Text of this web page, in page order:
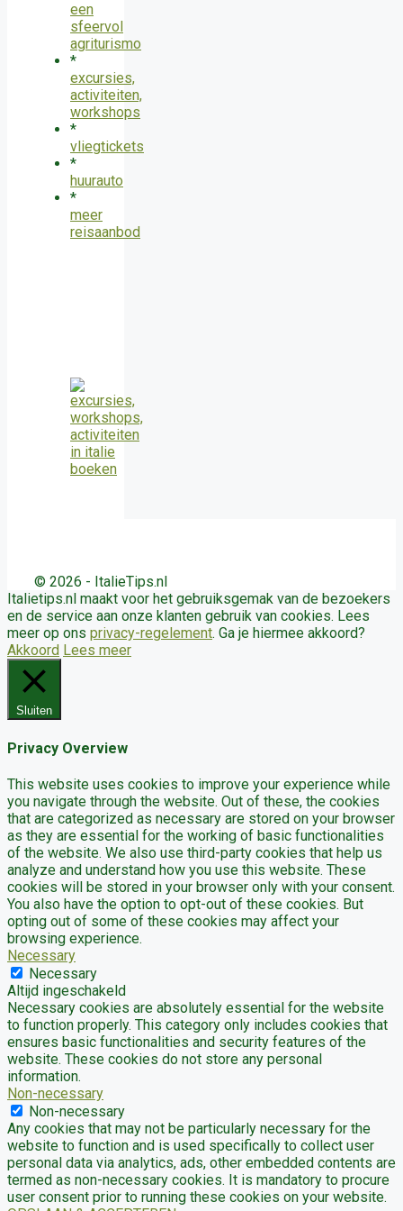
een
sfeervol
agriturismo
*
excursies,
activiteiten,
workshops
*
vliegtickets
*
huurauto
*
meer
reisaanbod
© 2026 - ItalieTips.nl
Italietips.nl maakt voor het gebruiksgemak van de bezoekers
en de service aan onze klanten gebruik van cookies. Lees
meer op ons privacy-regelement. Ga je hiermee akkoord?
Akkoord Lees meer
Sluiten
Privacy Overview
This website uses cookies to improve your experience while
you navigate through the website. Out of these, the cookies
that are categorized as necessary are stored on your browser
as they are essential for the working of basic functionalities
of the website. We also use third-party cookies that help us
analyze and understand how you use this website. These
cookies will be stored in your browser only with your consent.
You also have the option to opt-out of these cookies. But
opting out of some of these cookies may affect your
browsing experience.
Necessary
Necessary
Altijd ingeschakeld
Necessary cookies are absolutely essential for the website
to function properly. This category only includes cookies that
ensures basic functionalities and security features of the
website. These cookies do not store any personal
information.
Non-necessary
Non-necessary
Any cookies that may not be particularly necessary for the
website to function and is used specifically to collect user
personal data via analytics, ads, other embedded contents are
termed as non-necessary cookies. It is mandatory to procure
user consent prior to running these cookies on your website.